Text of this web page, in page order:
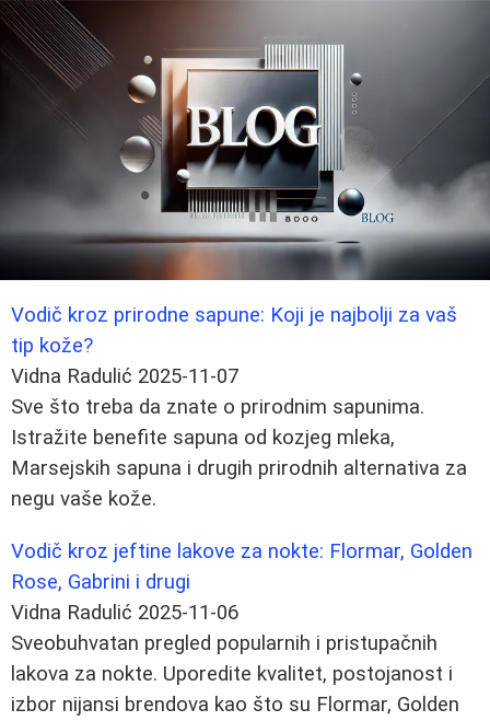
Vodič kroz prirodne sapune: Koji je najbolji za vaš
tip kože?
Vidna Radulić 2025-11-07
Sve što treba da znate o prirodnim sapunima.
Istražite benefite sapuna od kozjeg mleka,
Marsejskih sapuna i drugih prirodnih alternativa za
negu vaše kože.
Vodič kroz jeftine lakove za nokte: Flormar, Golden
Rose, Gabrini i drugi
Vidna Radulić 2025-11-06
Sveobuhvatan pregled popularnih i pristupačnih
lakova za nokte. Uporedite kvalitet, postojanost i
izbor nijansi brendova kao što su Flormar, Golden